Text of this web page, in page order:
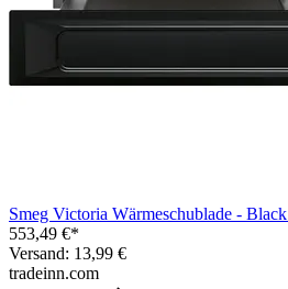
Smeg Victoria Wärmeschublade - Black
553,49 €*
Versand: 13,99 €
tradeinn.com